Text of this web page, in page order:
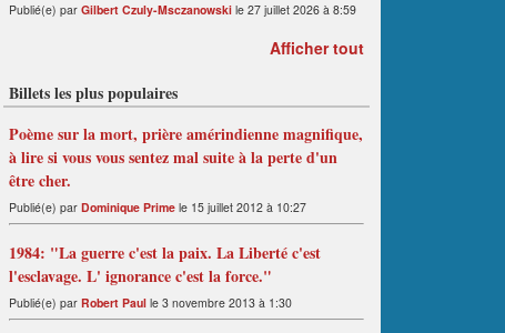
Publié(e) par Gilbert Czuly-Msczanowski le 27 juillet 2026 à 8:59
Afficher tout
Billets les plus populaires
Poème sur la mort, prière amérindienne magnifique,
à lire si vous vous sentez mal suite à la perte d'un
être cher.
Publié(e) par Dominique Prime le 15 juillet 2012 à 10:27
1984: "La guerre c'est la paix. La Liberté c'est
l'esclavage. L' ignorance c'est la force."
Publié(e) par Robert Paul le 3 novembre 2013 à 1:30